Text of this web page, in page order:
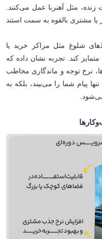
مثل آهنربا عمل می‌کنند.
یا مشتری بالقوه به سمت استند
شلوغ مثل مراکز خرید یا
متمایز کند. تجربه نشان داده که
نرخ توجه و ماندگاری مخاطب
پیام شما را می‌بیند، بلکه به